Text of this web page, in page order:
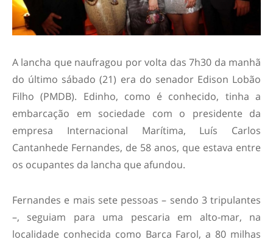
A lancha que naufragou por volta das 7h30 da manhã
do último sábado (21) era do senador Edison Lobão
Filho (PMDB). Edinho, como é conhecido, tinha a
embarcação em sociedade com o presidente da
empresa Internacional Marítima, Luís Carlos
Cantanhede Fernandes, de 58 anos, que estava entre
os ocupantes da lancha que afundou.
Fernandes e mais sete pessoas – sendo 3 tripulantes
–, seguiam para uma pescaria em alto-mar, na
localidade conhecida como Barca Farol, a 80 milhas